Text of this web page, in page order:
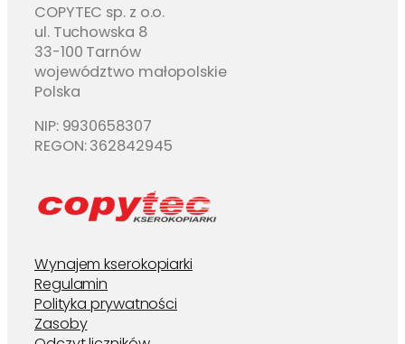
COPYTEC sp. z o.o.
ul. Tuchowska 8
33-100 Tarnów
województwo małopolskie
Polska
NIP: 9930658307
REGON: 362842945
Wynajem kserokopiarki
Regulamin
Polityka prywatności
Zasoby